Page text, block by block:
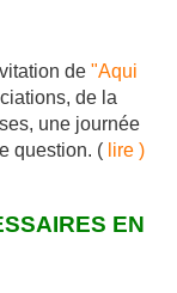
de "Aqui
de la
une journée
question. ( lire )
EN